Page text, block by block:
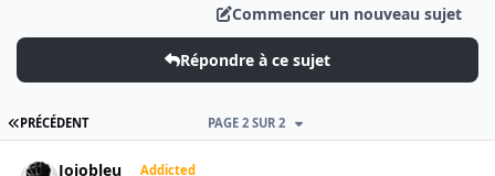
Commencer un nouveau sujet
Répondre à ce sujet
PREMIÈRE PAGE
PRÉCÉDENT PAGE 2 SUR 2
Jojobleu Addicted